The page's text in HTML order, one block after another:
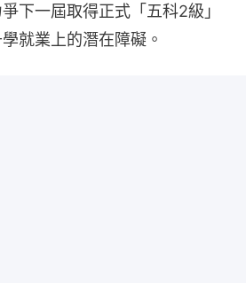
下一屆取得正式「五科2級」
就業上的潛在障礙。